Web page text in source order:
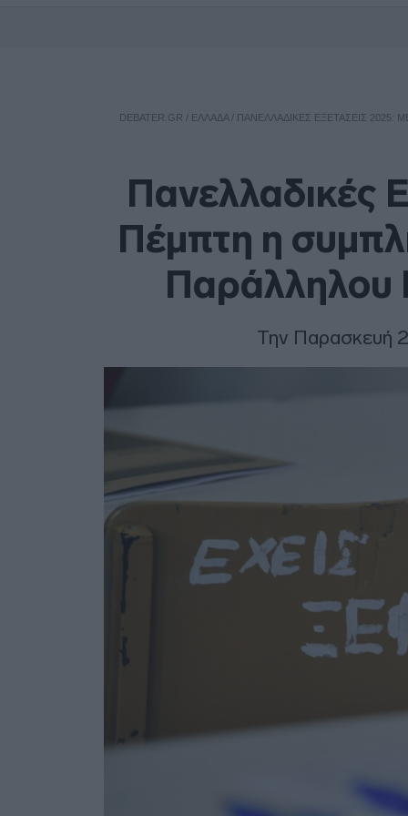
DEBATER.GR / ΕΛΛΑΔΑ/ ΠΑΝΕΛΛΑΔΙΚΈΣ ΕΞΕΤΆΣΕΙΣ
Πανελλαδικές
Πέμπτη η
Παράλληλου
Την Παρασκευή